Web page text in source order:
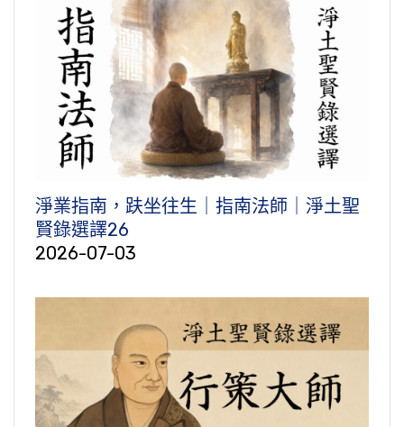
淨業指南，趺坐往生｜指南法師｜淨土聖
賢錄選譯26
2026-07-03